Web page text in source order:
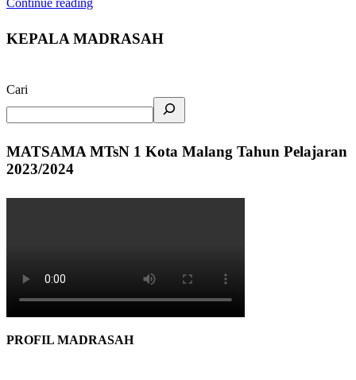
Continue reading
KEPALA MADRASAH
Cari
MATSAMA MTsN 1 Kota Malang Tahun Pelajaran
2023/2024
PROFIL MADRASAH